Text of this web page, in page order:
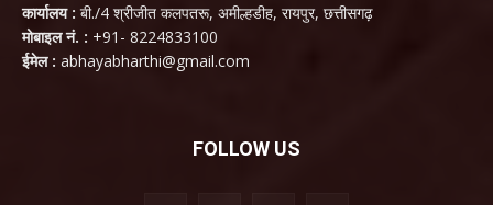
कार्यालय : बी./4 श्रीजीत कलपतरू, अमील्हडीह, रायपुर, छत्तीसगढ़
मोबाइल नं. : +91- 8224833100
ईमेल : abhayabharthi@gmail.com
FOLLOW US